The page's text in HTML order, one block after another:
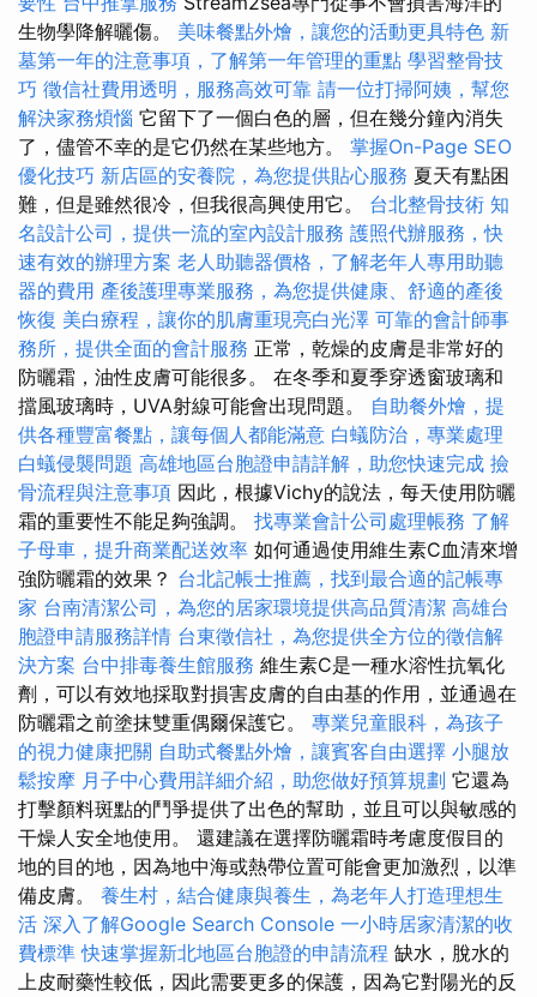
生物學降解曬傷。 美味餐點外燴，讓您的活動更具特色 新
墓第一年的注意事項，了解第一年管理的重點 學習整骨技
巧 徵信社費用透明，服務高效可靠 請一位打掃阿姨，幫您
解決家務煩惱 它留下了一個白色的層，但在幾分鐘內消失
了，儘管不幸的是它仍然在某些地方。 掌握On-Page SEO
優化技巧 新店區的安養院，為您提供貼心服務 夏天有點困
難，但是雖然很冷，但我很高興使用它。 台北整骨技術 知
名設計公司，提供一流的室內設計服務 護照代辦服務，快
速有效的辦理方案 老人助聽器價格，了解老年人專用助聽
器的費用 產後護理專業服務，為您提供健康、舒適的產後
恢復 美白療程，讓你的肌膚重現亮白光澤 可靠的會計師事
務所，提供全面的會計服務 正常，乾燥的皮膚是非常好的
防曬霜，油性皮膚可能很多。 在冬季和夏季穿透窗玻璃和
擋風玻璃時，UVA射線可能會出現問題。 自助餐外燴，提
供各種豐富餐點，讓每個人都能滿意 白蟻防治，專業處理
白蟻侵襲問題 高雄地區台胞證申請詳解，助您快速完成 撿
骨流程與注意事項 因此，根據Vichy的說法，每天使用防曬
霜的重要性不能足夠強調。 找專業會計公司處理帳務 了解
子母車，提升商業配送效率 如何通過使用維生素C血清來增
強防曬霜的效果？ 台北記帳士推薦，找到最合適的記帳專
家 台南清潔公司，為您的居家環境提供高品質清潔 高雄台
胞證申請服務詳情 台東徵信社，為您提供全方位的徵信解
決方案 台中排毒養生館服務 維生素C是一種水溶性抗氧化
劑，可以有效地採取對損害皮膚的自由基的作用，並通過在
防曬霜之前塗抹雙重偶爾保護它。 專業兒童眼科，為孩子
的視力健康把關 自助式餐點外燴，讓賓客自由選擇 小腿放
鬆按摩 月子中心費用詳細介紹，助您做好預算規劃 它還為
打擊顏料斑點的鬥爭提供了出色的幫助，並且可以與敏感的
干燥人安全地使用。 還建議在選擇防曬霜時考慮度假目的
地的目的地，因為地中海或熱帶位置可能會更加激烈，以準
備皮膚。 養生村，結合健康與養生，為老年人打造理想生
活 深入了解Google Search Console 一小時居家清潔的收
費標準 快速掌握新北地區台胞證的申請流程 缺水，脫水的
上皮耐藥性較低，因此需要更多的保護，因為它對陽光的反